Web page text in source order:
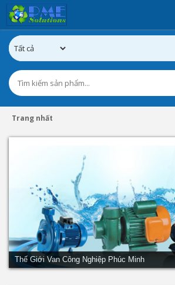
Trang nhất
Thế Giới Van Công Nghiệp Phúc Minh